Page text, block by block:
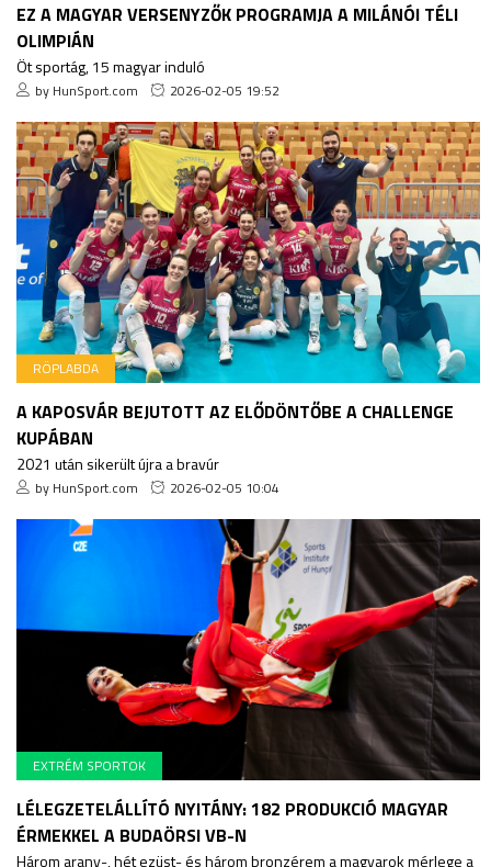
EZ A MAGYAR VERSENYZŐK PROGRAMJA A MILÁNÓI TÉLI
OLIMPIÁN
Öt sportág, 15 magyar induló
by HunSport.com 2026-02-05 19:52
RÖPLABDA
A KAPOSVÁR BEJUTOTT AZ ELŐDÖNTŐBE A CHALLENGE
KUPÁBAN
2021 után sikerült újra a bravúr
by HunSport.com 2026-02-05 10:04
EXTRÉM SPORTOK
LÉLEGZETELÁLLÍTÓ NYITÁNY: 182 PRODUKCIÓ MAGYAR
ÉRMEKKEL A BUDAÖRSI VB-N
Három arany-, hét ezüst- és három bronzérem a magyarok mérlege a